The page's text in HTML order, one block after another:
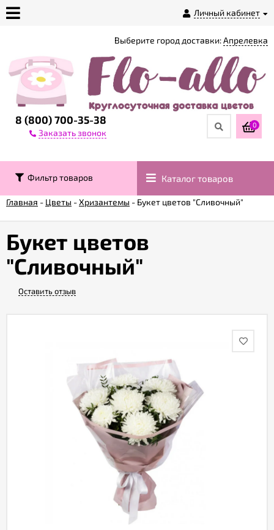
Личный кабинет
магазине
Доставка
Контакты
Гарантии
8 (800) 700-35-38
Заказать звонок
Выберите город доставки:Апрелевка
0
Фильтр товаров Каталог товаров
Главная - Цветы -Хризантемы - Букет цветов "Сливочный"
Букет цветов
"Сливочный"
Оставить отзыв